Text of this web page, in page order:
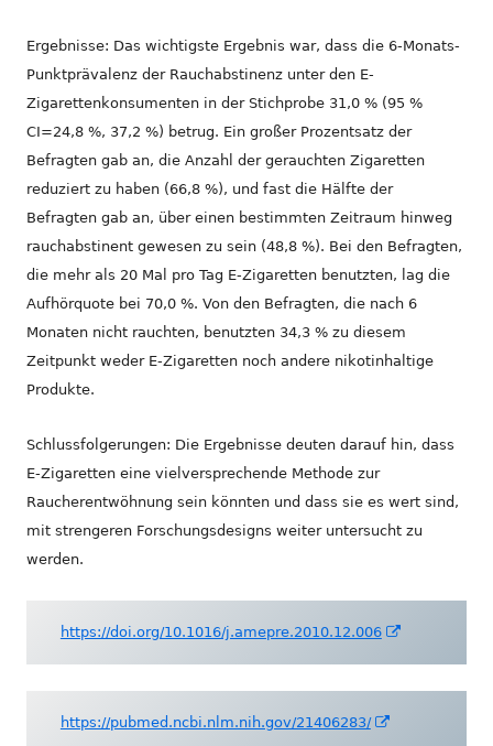
Ergebnisse: Das wichtigste Ergebnis war, dass die 6-Monats-
Punktprävalenz der Rauchabstinenz unter den E-
Zigarettenkonsumenten in der Stichprobe 31,0 % (95 %
CI=24,8 %, 37,2 %) betrug. Ein großer Prozentsatz der
Befragten gab an, die Anzahl der gerauchten Zigaretten
reduziert zu haben (66,8 %), und fast die Hälfte der
Befragten gab an, über einen bestimmten Zeitraum hinweg
rauchabstinent gewesen zu sein (48,8 %). Bei den Befragten,
die mehr als 20 Mal pro Tag E-Zigaretten benutzten, lag die
Aufhörquote bei 70,0 %. Von den Befragten, die nach 6
Monaten nicht rauchten, benutzten 34,3 % zu diesem
Zeitpunkt weder E-Zigaretten noch andere nikotinhaltige
Produkte.
Schlussfolgerungen: Die Ergebnisse deuten darauf hin, dass
E-Zigaretten eine vielversprechende Methode zur
Raucherentwöhnung sein könnten und dass sie es wert sind,
mit strengeren Forschungsdesigns weiter untersucht zu
werden.
https://doi.org/10.1016/j.amepre.2010.12.006
Fenster
https://pubmed.ncbi.nlm.nih.gov/21406283/